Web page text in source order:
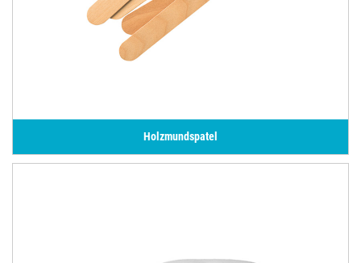
Holzmundspatel